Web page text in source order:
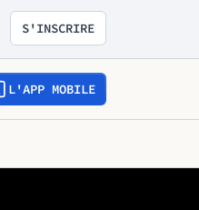
S'INSCRIRE
L'APP MOBILE